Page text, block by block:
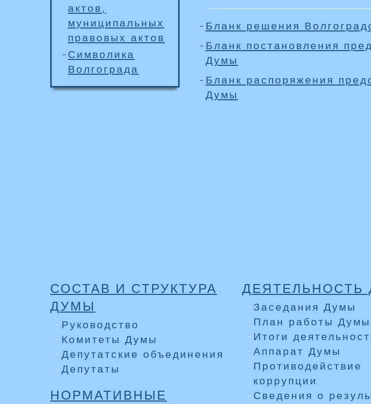
актов,
муниципальных
правовых актов
Символика
Волгограда
Бланк решения
Бланк постановления
Думы
Бланк распоряжения
Думы
СОСТАВ И СТРУКТУРА
ДУМЫ
Руководство
Комитеты Думы
Депутатские объединения
Депутаты
НОРМАТИВНЫЕ
ДЕЯТЕЛЬНОСТЬ
Заседания Думы
План работы Думы
Итоги
Аппарат Думы
Противодействие
коррупции
Сведения о